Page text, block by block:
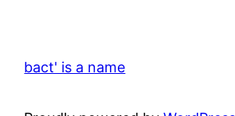
bact' is a name